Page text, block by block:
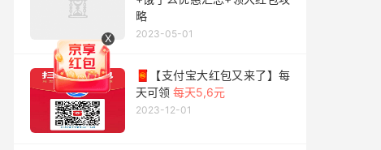
略
2023-05-01
🧧【支付宝大红包又来了】每
天可领 每天5,6元
2023-12-01
X